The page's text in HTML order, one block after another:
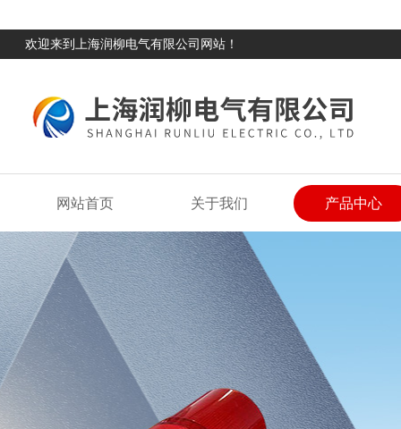
欢迎来到上海润柳电气有限公司网站！
网站首页 关于我们 产品中心